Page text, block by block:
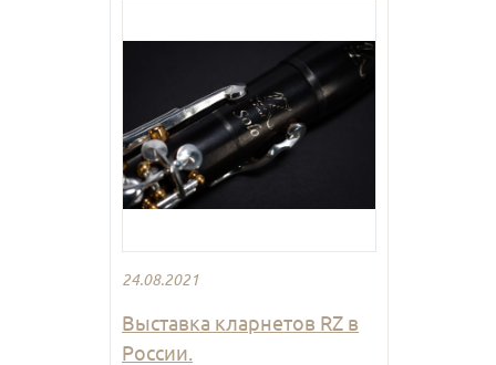
24.08.2021
Выставка кларнетов RZ в
России.